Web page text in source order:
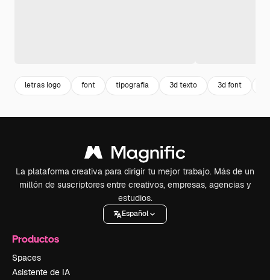
letras logo font tipografia 3d texto 3d font
La plataforma creativa para dirigir tu mejor trabajo. Más de un
millón de suscriptores entre creativos, empresas, agencias y
estudios.
Español
Productos
Spaces
Asistente de IA